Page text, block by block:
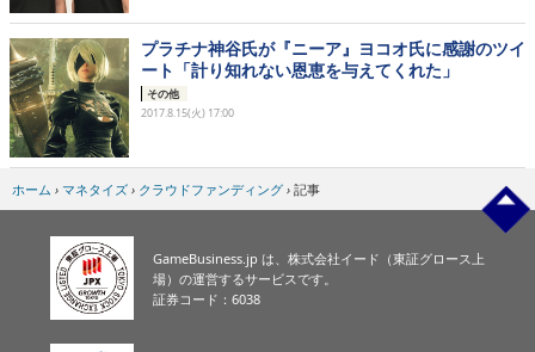
プラチナ神谷氏が『ニーア』ヨコオ氏に感謝のツイ
ート「計り知れない恩恵を与えてくれた」
その他
2017.8.15(火) 17:00
ホーム › マネタイズ › クラウドファンディング › 記事
GameBusiness.jp は、株式会社イード（東証グロース上
場）の運営するサービスです。
証券コード：6038